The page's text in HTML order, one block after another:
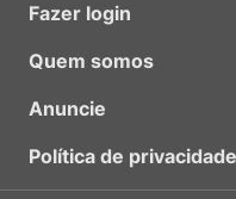
Fazer login
Quem somos
Anuncie
Política de privacidade